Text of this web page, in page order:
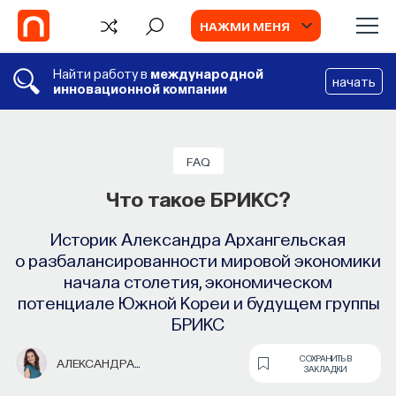
НАЖМИ МЕНЯ
Найти работу в международной
инновационной компании
начать
FAQ
Что такое БРИКС?
Историк Александра Архангельская
о разбалансированности мировой экономики
начала столетия, экономическом
потенциале Южной Кореи и будущем группы
БРИКС
АЛЕКСАНДРА
СОХРАНИТЬ В
ЗАКЛАДКИ
TV
ИИ в университете, цели
ВИДЕО
Причины современного